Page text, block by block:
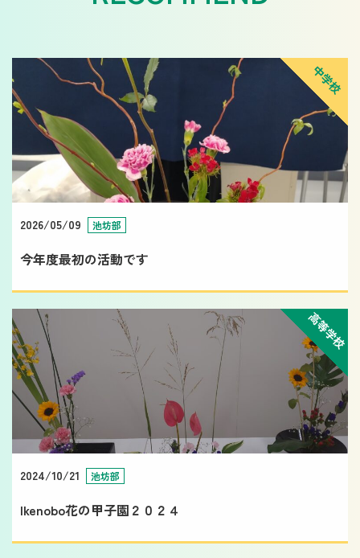
中学校
2026/05/09 池坊部
今年度最初の活動です
高等学校
2024/10/21 池坊部
Ikenobo花の甲子園２０２４